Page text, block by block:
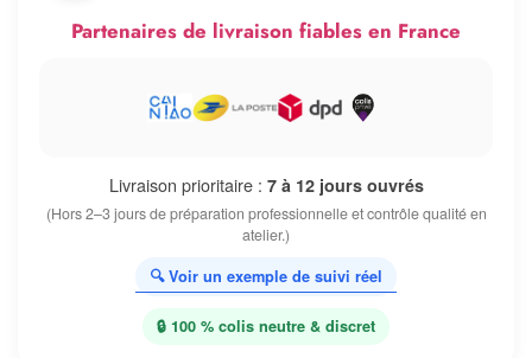
Partenaires de livraison fiables en France
Livraison prioritaire : 7 à 12 jours ouvrés
(Hors 2–3 jours de préparation professionnelle et contrôle qualité en
atelier.)
🔍 Voir un exemple de suivi réel
🔒 100 % colis neutre & discret